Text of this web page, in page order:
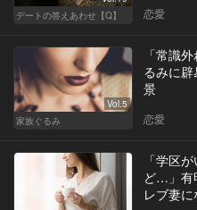
デートの答えあわせ【Q】
恋愛
Vol.5
家族ぐるみ
「常識
るみに
景
恋愛
「学区
ど…」有
レブ妻